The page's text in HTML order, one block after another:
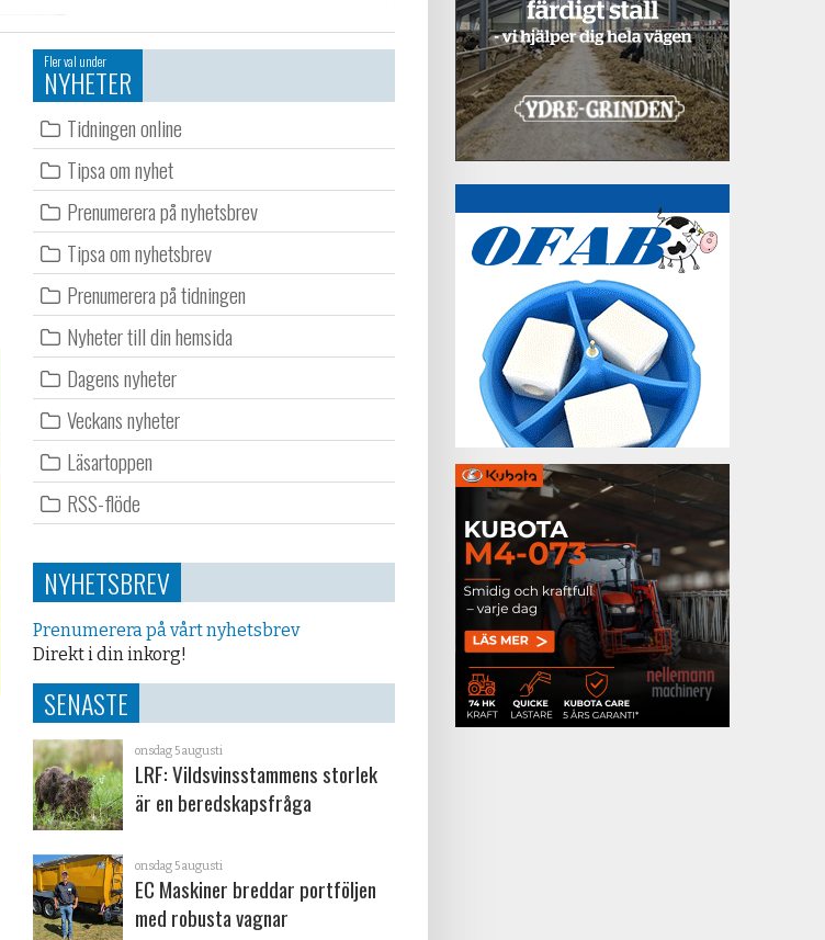
Fler val under
NYHETER
Tidningen online
Tipsa om nyhet
Prenumerera på nyhetsbrev
Tipsa om nyhetsbrev
Prenumerera på tidningen
Nyheter till din hemsida
Dagens nyheter
Veckans nyheter
Läsartoppen
RSS-flöde
NYHETSBREV
Prenumerera på vårt nyhetsbrev
Direkt i din inkorg!
SENASTE
onsdag 5 augusti
LRF: Vildsvinsstammens storlek
är en beredskapsfråga
onsdag 5 augusti
EC Maskiner breddar portföljen
med robusta vagnar